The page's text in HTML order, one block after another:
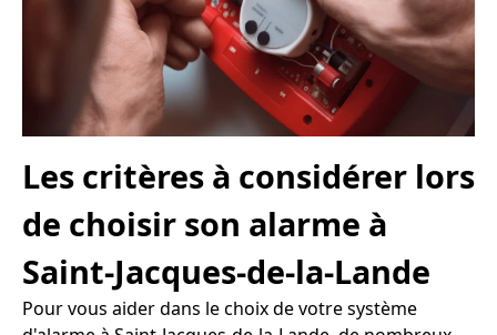
Les critères à considérer lors
de choisir son alarme à
Saint-Jacques-de-la-Lande
Pour vous aider dans le choix de votre système